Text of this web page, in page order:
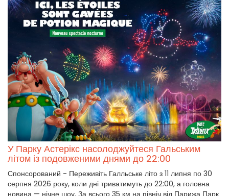
У Парку Астерікс насолоджуйтеся Гальським
літом із подовженими днями до 22:00
Спонсорований - Переживіть Галльське літо з 11 липня по 30
серпня 2026 року, коли дні триватимуть до 22:00, а головна
новина — нічне шоу. За всього 35 км на північ від Парижа Парк